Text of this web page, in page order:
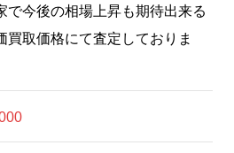
で今後の相場上昇も期待出来る
買取価格にて査定しておりま